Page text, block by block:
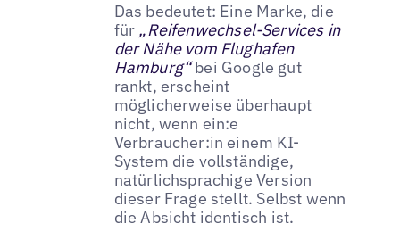
Das bedeutet: Eine Marke, die
für „Reifenwechsel-Services in
der Nähe vom Flughafen
Hamburg“bei Google gut
rankt, erscheint
möglicherweise überhaupt
nicht, wenn ein:e
Verbraucher:in einem KI-
System die vollständige,
natürlichsprachige Version
dieser Frage stellt. Selbst wenn
die Absicht identisch ist.